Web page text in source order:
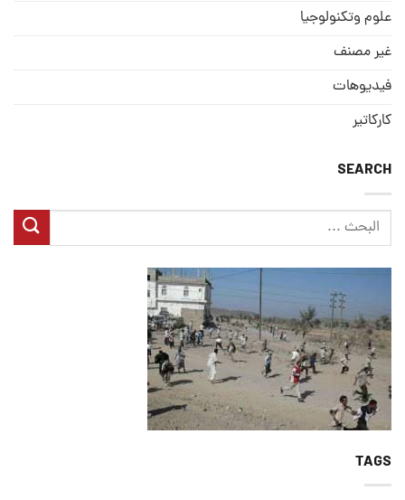
علوم وتكنولوجيا
غير مصنف
فيديوهات
كاركاتير
SEARCH
TAGS